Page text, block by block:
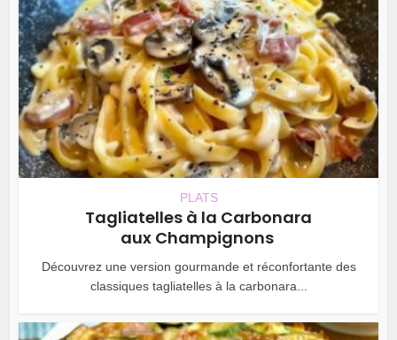
PLATS
Tagliatelles à la Carbonara
aux Champignons
Découvrez une version gourmande et réconfortante des
classiques tagliatelles à la carbonara...